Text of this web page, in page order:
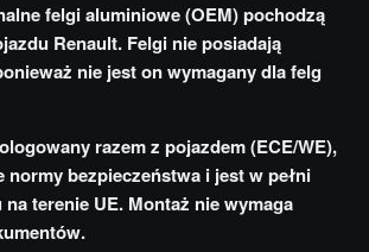
felgi aluminiowe (OEM) pochodzą
Renault. Felgi nie posiadają
nie jest on wymagany dla felg
razem z pojazdem (ECE/WE),
normy bezpieczeństwa i jest w pełni
terenie UE. Montaż nie wymaga